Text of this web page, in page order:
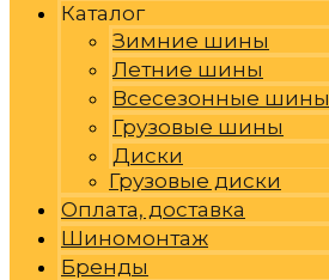
Каталог
Зимние шины
Летние шины
Всесезонные шины
Грузовые шины
Диски
Грузовые диски
Оплата, доставка
Шиномонтаж
Бренды